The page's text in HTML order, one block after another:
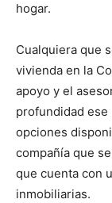
hogar.
Cualquiera que
vivienda en la
apoyo y el
profundidad ese
opciones
compañía que
que cuenta con
inmobiliarias.